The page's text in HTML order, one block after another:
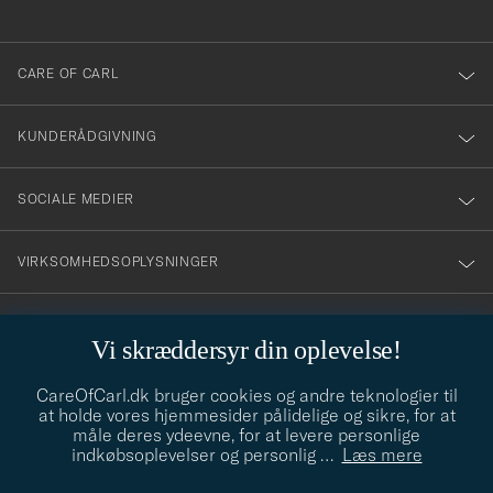
Vi skræddersyr din oplevelse!
CareOfCarl.dk bruger cookies og andre teknologier til
at holde vores hjemmesider pålidelige og sikre, for at
måle deres ydeevne, for at levere personlige
indkøbsoplevelser og personlig … Læs mere
dig
till
vårt
nyhetsbrev!
CARE OF CARL
KUNDERÅDGIVNING
SOCIALE MEDIER
VIRKSOMHEDSOPLYSNINGER
info@careofcarl.dk
Behøver du hjælp til at finde din stil? Lad os hjælpe dig, vi hjælper
gerne til!
STILRÅD